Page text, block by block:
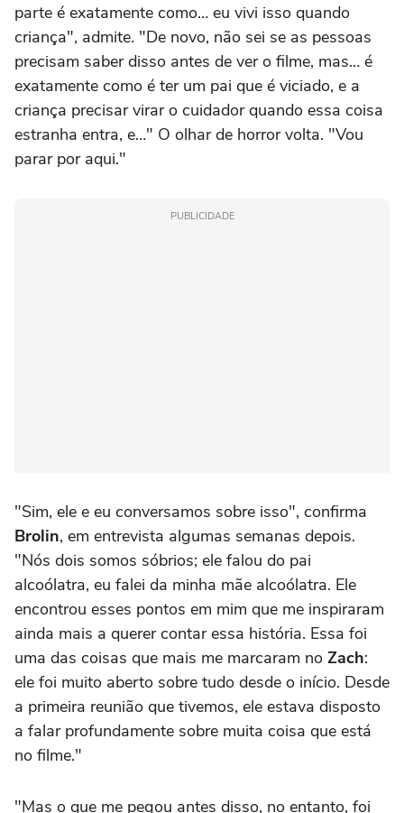
parte é exatamente como… eu vivi isso quando
criança", admite. "De novo, não sei se as pessoas
precisam saber disso antes de ver o filme, mas… é
exatamente como é ter um pai que é viciado, e a
criança precisar virar o cuidador quando essa coisa
estranha entra, e…" O olhar de horror volta. "Vou
parar por aqui."
PUBLICIDADE
"Sim, ele e eu conversamos sobre isso", confirma
Brolin, em entrevista algumas semanas depois.
"Nós dois somos sóbrios; ele falou do pai
alcoólatra, eu falei da minha mãe alcoólatra. Ele
encontrou esses pontos em mim que me inspiraram
ainda mais a querer contar essa história. Essa foi
uma das coisas que mais me marcaram no Zach:
ele foi muito aberto sobre tudo desde o início. Desde
a primeira reunião que tivemos, ele estava disposto
a falar profundamente sobre muita coisa que está
no filme."
"Mas o que me pegou antes disso, no entanto, foi